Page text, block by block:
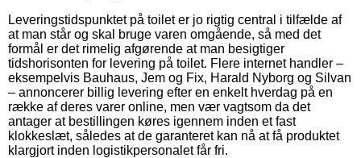
Leveringstidspunktet på toilet er jo rigtig central i tilfælde af
at man står og skal bruge varen omgående, så med det
formål er det rimelig afgørende at man besigtiger
tidshorisonten for levering på toilet. Flere internet handler –
eksempelvis Bauhaus, Jem og Fix, Harald Nyborg og Silvan
– annoncerer billig levering efter en enkelt hverdag på en
række af deres varer online, men vær vagtsom da det
antager at bestillingen køres igennem inden et fast
klokkeslæt, således at de garanteret kan nå at få produktet
klargjort inden logistikpersonalet får fri.